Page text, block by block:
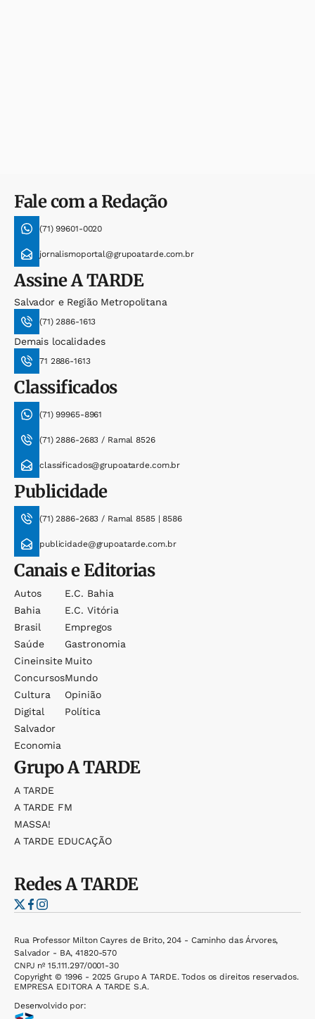
Fale com a Redação
(71) 99601-0020
jornalismoportal@grupoatarde.com.br
AssineA TARDE
Salvador e Região Metropolitana
(71) 2886-1613
Demais localidades
71 2886-1613
Classificados
(71) 99965-8961
(71) 2886-2683 / Ramal 8526
classificados@grupoatarde.com.br
Publicidade
(71) 2886-2683 / Ramal 8585 | 8586
publicidade@grupoatarde.com.br
Canais e Editorias
Autos
Bahia
Brasil
Saúde
Cineinsite
Concursos
Cultura
Digital
Salvador
Economia
E.c. Bahia
E.c. Vitória
Empregos
Gastronomia
Muito
Mundo
Opinião
Política
GrupoA TARDE
A TARDE
A TARDE FM
MASSA!
A TARDE EDUCAÇÃO
RedesA TARDE
Rua Professor Milton Cayres de Brito, 204 - Caminho das Árvores,
Salvador - BA, 41820-570
CNPJ nº 15.111.297/0001-30
Copyright © 1996 - 2025 Grupo A TARDE. Todos os direitos reservados.
EMPRESA EDITORA A TARDE S.A.
Desenvolvido por: